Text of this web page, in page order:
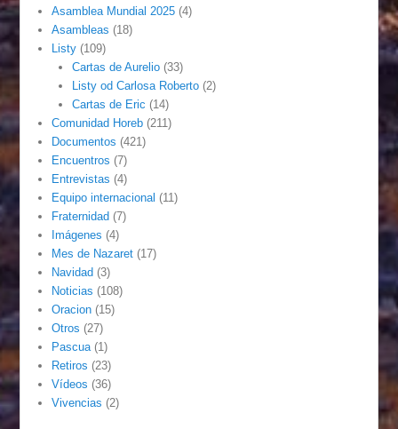
Asamblea Mundial 2025 (4)
Asambleas (18)
Listy (109)
Cartas de Aurelio(33)
Listy od Carlosa Roberto(2)
Cartas de Eric (14)
Comunidad Horeb (211)
Documentos (421)
Encuentros (7)
Entrevistas (4)
Equipo internacional (11)
Fraternidad (7)
Imágenes (4)
Mes de Nazaret (17)
Navidad (3)
Noticias (108)
Oracion (15)
Otros (27)
Pascua (1)
Retiros (23)
Vídeos (36)
Vivencias (2)